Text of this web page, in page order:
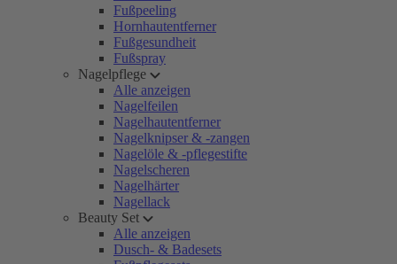
Fußpeeling
Hornhautentferner
Fußgesundheit
Fußspray
Nagelpflege
Alle anzeigen
Nagelfeilen
Nagelhautentferner
Nagelknipser & -zangen
Nagelöle & -pflegestifte
Nagelscheren
Nagelhärter
Nagellack
Beauty Set
Alle anzeigen
Dusch- & Badesets